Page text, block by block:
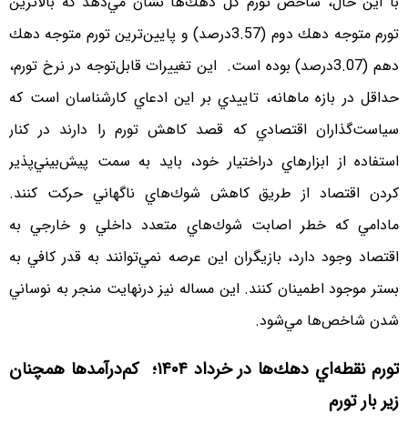
تورم متوجه دهك دوم (3.57درصد) و پايين‌ترين تورم متوجه دهك
دهم (3.07درصد) بوده است. اين تغييرات قابل‌توجه در نرخ تورم،
حداقل در بازه ماهانه، تاييدي بر اين ادعاي كارشناسان است كه
سياست‌گذاران اقتصادي كه قصد كاهش تورم را دارند در كنار
استفاده از ابزارهاي دراختيار خود، بايد به سمت پيش‌بيني‌پذير
كردن اقتصاد از طريق كاهش شوك‌هاي ناگهاني حركت كنند.
مادامي كه خطر اصابت شوك‌هاي متعدد داخلي و خارجي به
اقتصاد وجود دارد، بازيگران اين عرصه نمي‌توانند به قدر كافي به
بستر موجود اطمينان كنند. اين مساله نيز درنهايت منجر به نوساني
شدن شاخص‌ها مي‌شود.
تورم نقطه‌اي دهك‌ها در خرداد ۱۴۰۴؛ كم‌درآمدها همچنان
زير بار تورم